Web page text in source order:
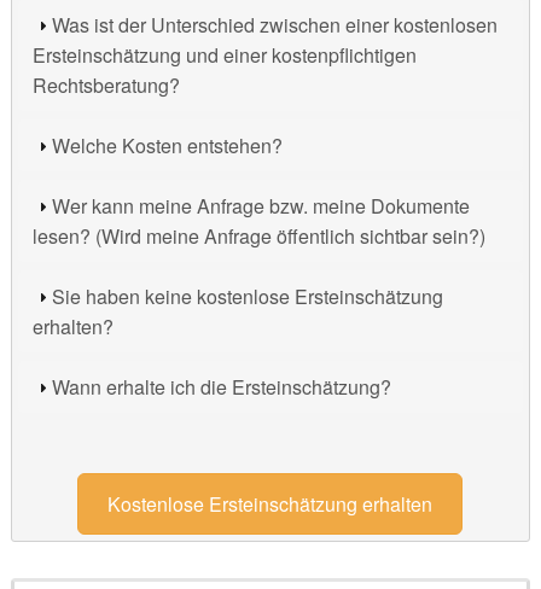
Was ist der Unterschied zwischen einer kostenlosen
Ersteinschätzung und einer kostenpflichtigen
Rechtsberatung?
Welche Kosten entstehen?
Wer kann meine Anfrage bzw. meine Dokumente
lesen? (Wird meine Anfrage öffentlich sichtbar sein?)
Sie haben keine kostenlose Ersteinschätzung
erhalten?
Wann erhalte ich die Ersteinschätzung?
Kostenlose Ersteinschätzung erhalten